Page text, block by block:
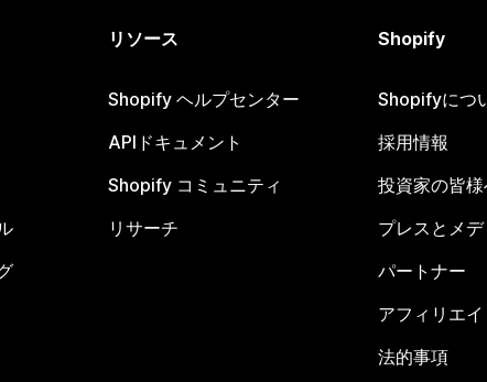
リソース
Shopify ヘルプセンター
APIドキュメント
Shopify コミュニティ
リサーチ
Shopify
Shopifyにつ
採用情報
投資家の皆
プレスとメ
パートナー
アフィリエイ
法的事項